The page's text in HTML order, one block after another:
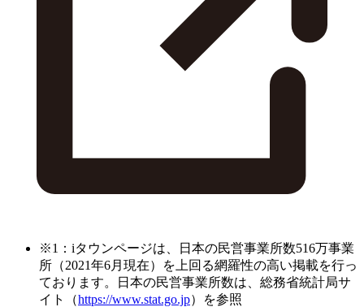
※1：iタウンページは、日本の民営事業所数516万事業
所（2021年6月現在）を上回る網羅性の高い掲載を行っ
ております。日本の民営事業所数は、総務省統計局サ
イト（https://www.stat.go.jp）を参照